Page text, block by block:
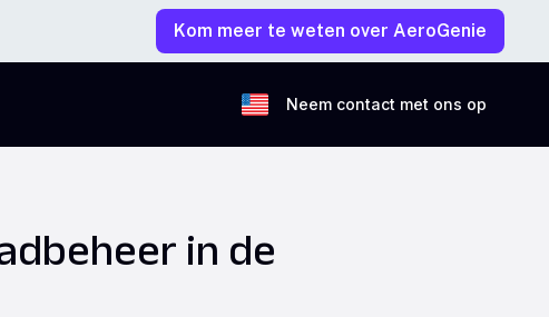
Kom meer te weten over AeroGenie
Neem contact met ons op
in de